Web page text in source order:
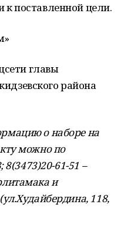
поставленной цели.
главы
района
о наборе на
можно по
8(3473)20-61-51 –
и
118,